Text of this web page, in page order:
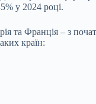
у 2024 році.
Франція – з
країн: